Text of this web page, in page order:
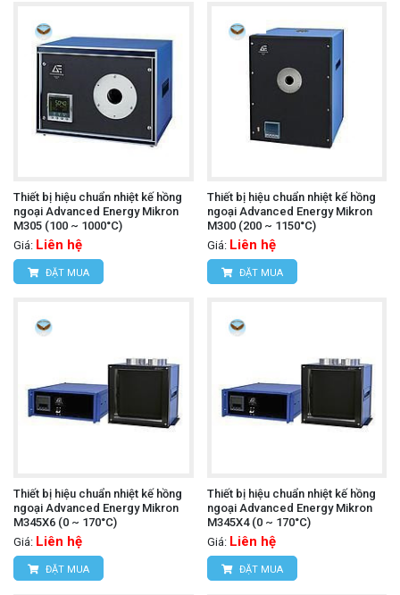
Thiết bị hiệu chuẩn nhiệt kế hồng
ngoại Advanced Energy Mikron
M305 (100 ~ 1000°C)
Giá: Liên hệ
ĐẶT MUA
Thiết bị hiệu chuẩn nhiệt kế hồng
ngoại Advanced Energy Mikron
M300 (200 ~ 1150°C)
Giá: Liên hệ
ĐẶT MUA
Thiết bị hiệu chuẩn nhiệt kế hồng
ngoại Advanced Energy Mikron
M345X6 (0 ~ 170°C)
Giá: Liên hệ
ĐẶT MUA
Thiết bị hiệu chuẩn nhiệt kế hồng
ngoại Advanced Energy Mikron
M345X4 (0 ~ 170°C)
Giá: Liên hệ
ĐẶT MUA